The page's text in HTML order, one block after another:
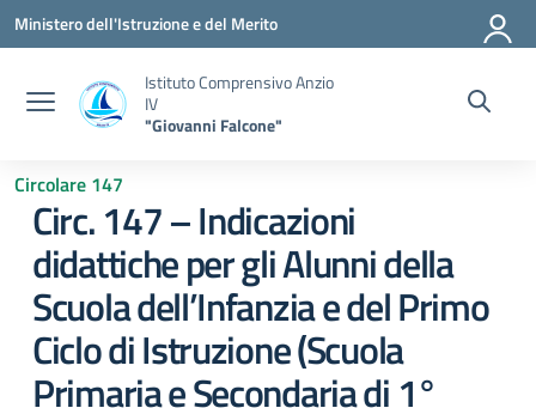
Vai ai contenuti
Vai al menu di navigazione
Vai al footer
Ministero dell'Istruzione e del Merito
Istituto Comprensivo Anzio
IV
"Giovanni Falcone"
Circolare 147
Circ. 147 – Indicazioni
didattiche per gli Alunni della
Scuola dell’Infanzia e del Primo
Ciclo di Istruzione (Scuola
Primaria e Secondaria di 1°